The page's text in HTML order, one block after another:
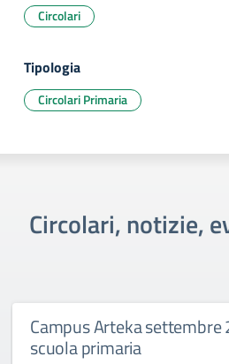
Circolari
Tipologia
Circolari Primaria
Circolari, notizie,
Campus Arteka settembre
scuola primaria